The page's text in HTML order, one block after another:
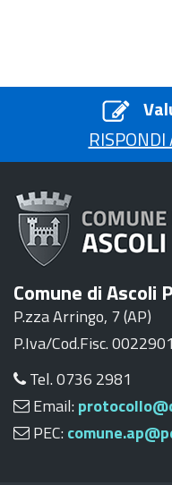
Comune di Ascoli
P.zza Arringo, 7 (AP)
P.Iva/Cod.Fisc.
Tel. 0736 2981
Email:
PEC: